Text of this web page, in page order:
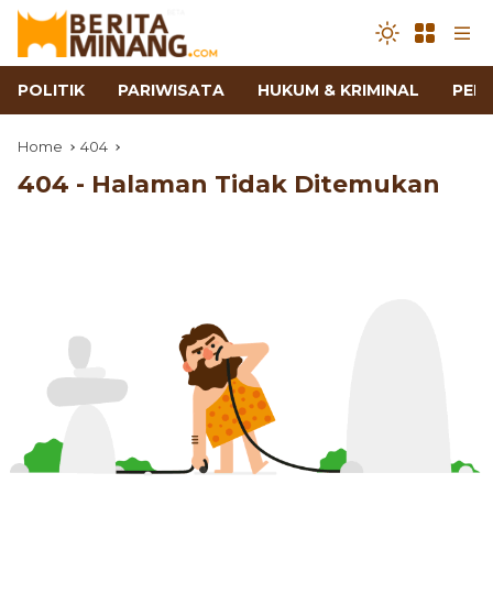
POLITIK PARIWISATA HUKUM & KRIMINAL
Home 404
404 - Halaman Tidak Ditemukan